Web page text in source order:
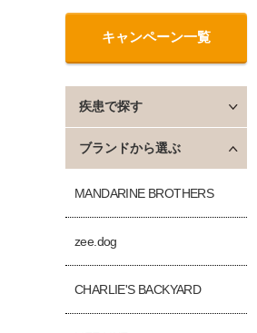
キャンペーン一覧
疾患で探す
ブランドから選ぶ
MANDARINE BROTHERS
zee.dog
CHARLIE'S BACKYARD